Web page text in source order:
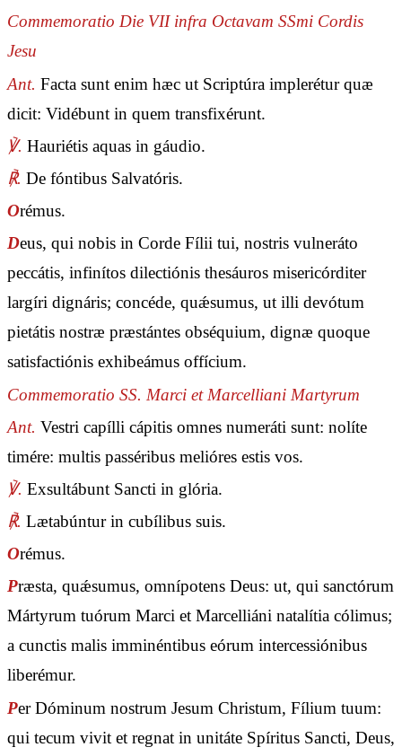
Commemoratio Die VII infra Octavam SSmi Cordis
Jesu
Ant. Facta sunt enim hæc ut Scriptúra implerétur quæ
dicit: Vidébunt in quem transfixérunt.
℣. Hauriétis aquas in gáudio.
℟. De fóntibus Salvatóris.
Orémus.
Deus, qui nobis in Corde Fílii tui, nostris vulneráto
peccátis, infinítos dilectiónis thesáuros misericórditer
largíri dignáris; concéde, quǽsumus, ut illi devótum
pietátis nostræ præstántes obséquium, dignæ quoque
satisfactiónis exhibeámus offícium.
Commemoratio SS. Marci et Marcelliani Martyrum
Ant. Vestri capílli cápitis omnes numeráti sunt: nolíte
timére: multis passéribus melióres estis vos.
℣. Exsultábunt Sancti in glória.
℟. Lætabúntur in cubílibus suis.
Orémus.
Præsta, quǽsumus, omnípotens Deus: ut, qui sanctórum
Mártyrum tuórum Marci et Marcelliáni natalítia cólimus;
a cunctis malis imminéntibus eórum intercessiónibus
liberémur.
Per Dóminum nostrum Jesum Christum, Fílium tuum:
qui tecum vivit et regnat in unitáte Spíritus Sancti, Deus,